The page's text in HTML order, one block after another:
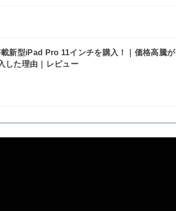
載新型iPad Pro 11インチを購入！｜価格高騰が
した理由｜レビュー